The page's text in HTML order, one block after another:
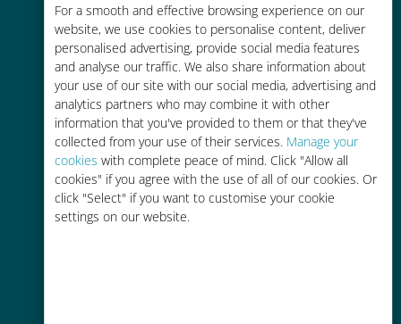
For a smooth and effective browsing experience on our
website, we use cookies to personalise content, deliver
personalised advertising, provide social media features
and analyse our traffic. We also share information about
your use of our site with our social media, advertising and
analytics partners who may combine it with other
information that you've provided to them or that they've
collected from your use of their services. Manage your
cookies with complete peace of mind. Click "Allow all
cookies" if you agree with the use of all of our cookies. Or
click "Select" if you want to customise your cookie
settings on our website.
Fino al 90% in meno rispetto alle
tariffe di roaming con il vostro
operatore attuale
Ricarica facile
Ovunque tramite l'app Ubigi, anche